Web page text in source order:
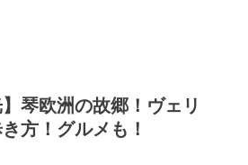
】琴欧洲の故郷！ヴェリ
方！グルメも！